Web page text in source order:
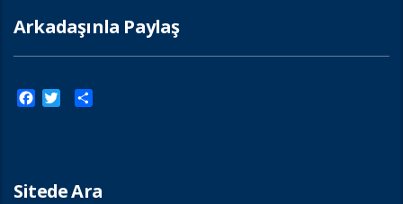
Arkadaşınla Paylaş
Facebook
Twitter
Sitede Ara